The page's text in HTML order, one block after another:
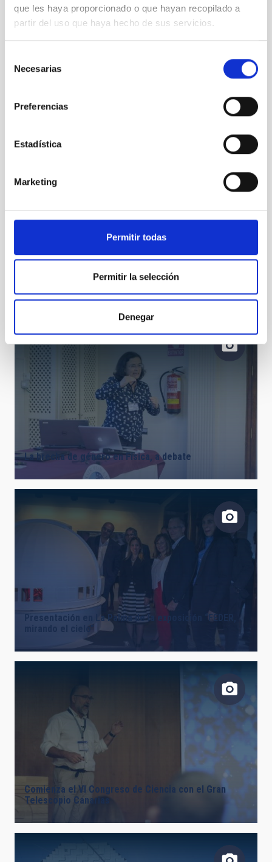
que les haya proporcionado o que hayan recopilado a
partir del uso que haya hecho de sus servicios.
Necesarias
Preferencias
Estadística
Marketing
Permitir todas
Permitir la selección
Denegar
Telescopio Canarias
El vicepresidente de la Academia de Ciencias de
China y una delegación del NAOC visitan el IAC y los
La brecha de género en Física, a debate
Presentación en La Palma de la exposición “FEDER,
Comienza el VI Congreso de Ciencia con el Gran
Telescopio Canarias